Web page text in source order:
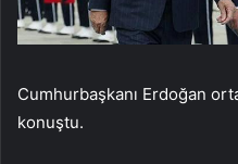
Cumhurbaşkanı Erdoğan
konuştu.